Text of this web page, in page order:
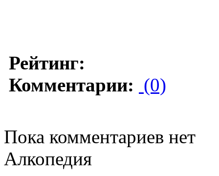
Рейтинг:
Комментарии: (0)
Пока комментариев нет
Алкопедия